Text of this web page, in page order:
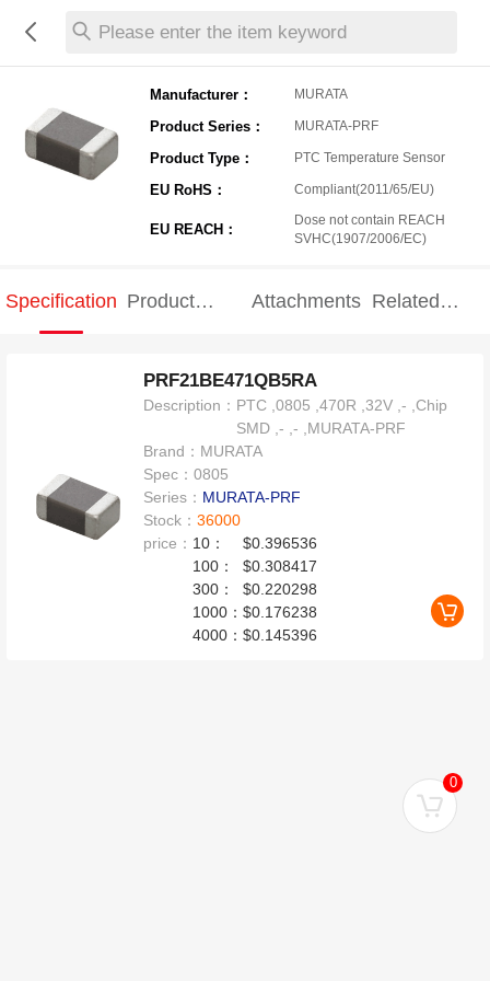
Please enter the item keyword
Manufacturer： MURATA
Product Series： MURATA-PRF
Product Type： PTC Temperature Sensor
EU RoHS： Compliant(2011/65/EU)
EU REACH：
Dose not contain REACH
SVHC(1907/2006/EC)
Specification Product
Attachments Related
PRF21BE471QB5RA
Description： PTC ,0805 ,470R ,32V ,- ,Chip
SMD ,- ,- ,MURATA-PRF
Brand： MURATA
Spec：0805
Series： MURATA-PRF
Stock：36000
price： 10：
$0.396536
100：
$0.308417
300：
$0.220298
1000：$0.176238
4000：$0.145396
0